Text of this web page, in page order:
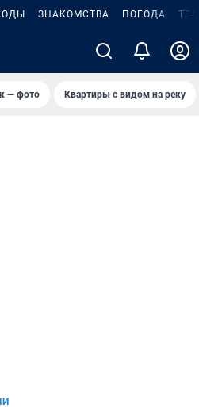
ЗНАКОМСТВА ПОГОДА
— фото Квартиры с видом на реку